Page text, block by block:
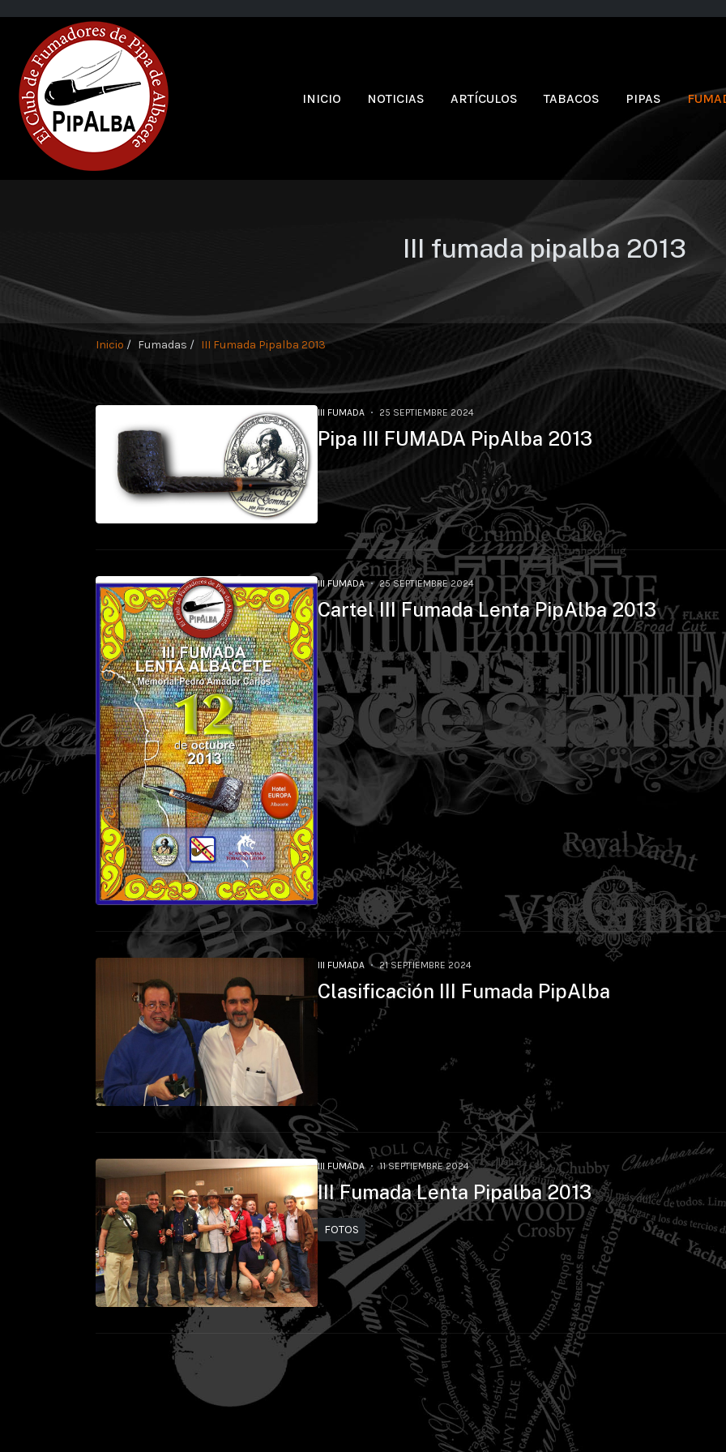
INICIO NOTICIAS ARTÍCULOS TABACOS PIPAS
III fumada pipalba 2013
Inicio Fumadas III Fumada Pipalba 2013
III FUMADA 25 SEPTIEMBRE 2024
Pipa III FUMADA PipAlba 2013
III FUMADA 25 SEPTIEMBRE 2024
Cartel III Fumada Lenta PipAlba 2013
III FUMADA 21 SEPTIEMBRE 2024
Clasificación III Fumada PipAlba
III FUMADA 11 SEPTIEMBRE 2024
III Fumada Lenta Pipalba 2013
FOTOS